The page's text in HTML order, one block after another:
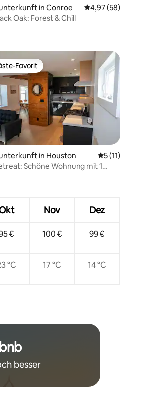
Bewertung: 5 von 5, 25 Bewertungen
in Conroe Durchschnittliche
4,97 (58)
Oak: Forest & Chill
4,96 von 5, 52 Bewertungen
Gäste-Favorit.
Favorit
in Houston Durchschnittliche
5 (11)
Schöne Wohnung mit 1
Okt Nov Dez
€ 100 € 99 €
°C 17 °C 14 °C
besser